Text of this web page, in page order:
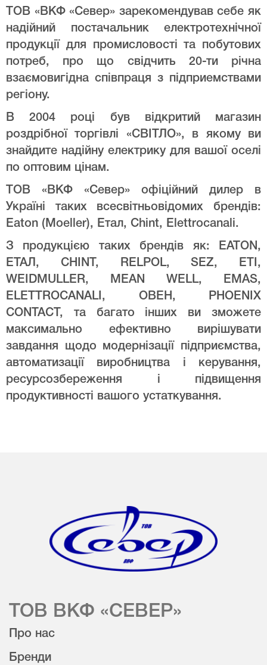
ТОВ «ВКФ «Север» зарекомендував себе як
надійний постачальник електротехнічної
продукції для промисловості та побутових
потреб, про що свідчить 20-ти річна
взаємовигідна співпраця з підприемствами
регіону.
В 2004 році був відкритий магазин
роздрібної торгівлі «СВІТЛО», в якому ви
знайдите надійну електрику для вашої оселі
по оптовим цінам.
ТОВ «ВКФ «Север» офіційний дилер в
Україні таких всесвітньовідомих брендів:
Eaton (Moeller), Етал, Chint, Elettrocanali.
З продукцією таких брендів як: EATON,
ЕТАЛ, CHINT, RELPOL, SEZ, ETI,
WEIDMULLER, MEAN WELL, EMAS,
ELETTROCANALI, ОВЕН, PHOENIX
CONTACT, та багато інших ви зможете
максимально ефективно вирішувати
завдання щодо модернізації підприємства,
автоматизації виробництва і керування,
ресурсозбереження і підвищення
продуктивності вашого устаткування.
ТОВ ВКФ «СЕВЕР»
Про нас
Бренди